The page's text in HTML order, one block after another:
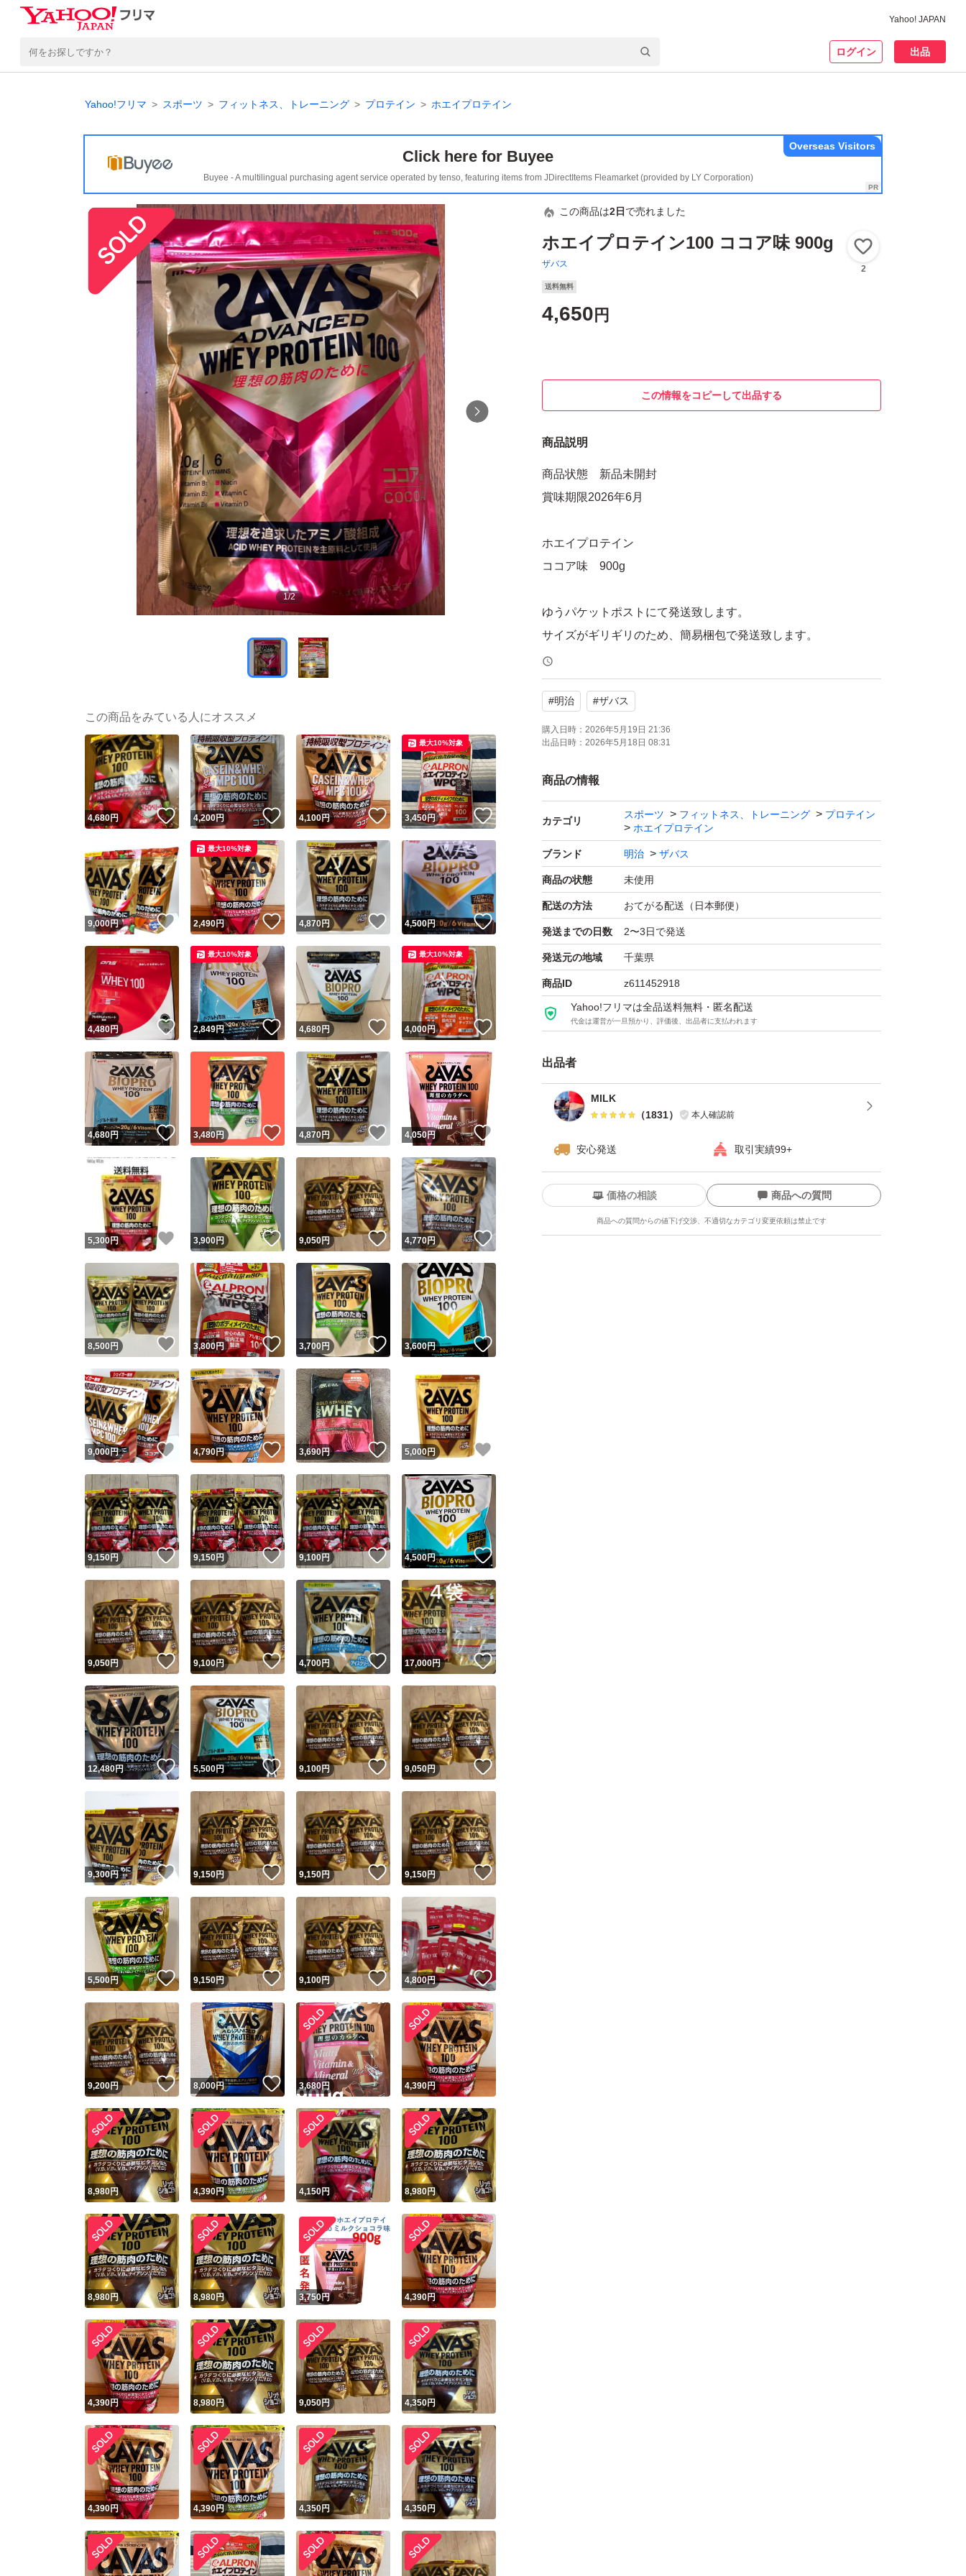
Yahoo! JAPAN
ログイン 出品
Yahoo!フリマ スポーツ フィットネス、トレーニング プロテイン ホエイプロテイン
Click here for Buyee
Buyee - A multilingual purchasing agent service operated by tenso, featuring items from JDirectItems Fleamarket (provided by LY Corporation)
Overseas Visitors
1/2
この商品は2日 で売れました
ホエイプロテイン100 ココア味 900g
ザバス 2
送料無料
4,650 円
この情報をコピーして出品する
商品説明
商品状態 新品未開封
賞味期限2026年6月
ホエイプロテイン
ココア味 900g
ゆうパケットポストにて発送致します。
サイズがギリギリのため、簡易梱包で発送致します。
検索用
プロテイン
ザバス
マイプロ
美容
筋トレ
宅トレ
筋肉
#明治 #ザバス
購入日時： 2026年5月19日 21:36
出品日時： 2026年5月18日 08:31
商品の情報
カテゴリ
スポーツ フィットネス、トレーニング
プロテイン
ホエイプロテイン
ブランド 明治 ザバス
商品の状態 未使用
配送の方法 おてがる配送（日本郵便）
発送までの日数 2〜3日で発送
発送元の地域 千葉県
商品ID z611452918
Yahoo!フリマは全品送料無料・匿名配送
代金は運営が一旦預かり、評価後、出品者に支払われます
出品者
MILK
（1831） 本人確認前
安心発送 取引実績99+
ユーザーの実績について
Yahoo!フリマが定めた一定の基準を満たしたユーザーにバッジを付与しています
安心取引出品者
安心取引出品者 Yahoo!フリマの基準をクリアした安心・安全なユーザーです
取引実績
取引実績◯+ このユーザーはYahoo!フリマの取引を完了させた実績があります
他フリマ実績◯+ このユーザーは他フリマサービスでの取引実績があります
スピード&安心発送
※このバッジは実績に基づく表示であり、発送を保証しているものではありません
スピード＆安心発送
このユーザーは高頻度で24時間以内＆設定した発送日数内に発送してい
ます
スピード発送 このユーザーは高頻度で24時間以内に発送しています
安心発送 このユーザーは設定した発送日数内に発送しています
価格の相談 商品への質問
商品への質問からの値下げ交渉、不適切なカテゴリ変更依頼は禁止です
この商品の情報をコピーします
商品画像の無断転載は禁止されています
コピーは1商品につき1回です
出品ページへ
キャンセル
この商品をみている人にオススメ
4,680円 いいね！
4,200円 いいね！
4,100円 いいね！
3,450円 いいね！
最大10%対象
9,000円 いいね！
2,490円 いいね！
最大10%対象
4,870円 いいね！
4,500円 いいね！
4,480円 いいね！
2,849円 いいね！
最大10%対象
4,680円 いいね！
4,000円
最大10%対象
4,680円 いいね！
3,480円 いいね！
4,870円 いいね！
4,050円
5,300円 いいね！
3,900円 いいね！
9,050円 いいね！
4,770円 いいね！
8,500円 いいね！
3,800円 いいね！
3,700 円 いいね！
3,600円
9,000円 いいね！
4,790円 いいね！
3,690円 いいね！
5,000円
9,150円 いいね！
9,150円 いいね！
9,100円 いいね！
4,500円
9,050円 いいね！
9,100円 いいね！
4,700円 いいね！
17,000円 いいね！
12,480円 いいね！
5,500円 いいね！
9,100円 いいね！
9,050円 いいね！
9,300円 いいね！
9,150円 いいね！
9,150円 いいね！
9,150円 いいね！
5,500円 いいね！
9,150円 いいね！
9,100円 いいね！
4,800円 いいね！
9,200円 いいね！
8,000円 いいね！
3,680円 4,390円
8,980円 4,390円 4,150円 8,980円
8,980円 8,980円 3,750円 4,390円
4,390円 8,980円 9,050円 4,350円
4,390円 4,390円 4,350円 4,350円